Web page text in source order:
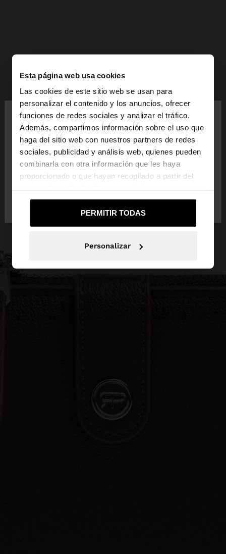
Esta página web usa cookies
Las cookies de este sitio web se usan para
personalizar el contenido y los anuncios, ofrecer
funciones de redes sociales y analizar el tráfico.
Además, compartimos información sobre el uso que
haga del sitio web con nuestros partners de redes
sociales, publicidad y análisis web, quienes pueden
combinarla con otra información que les haya
proporcionado o que hayan recopilado a partir del
PERMITIR TODAS
Personalizar
hola
Estás accediendo a la web de España. ¿Quieres ir a
la web de United States?